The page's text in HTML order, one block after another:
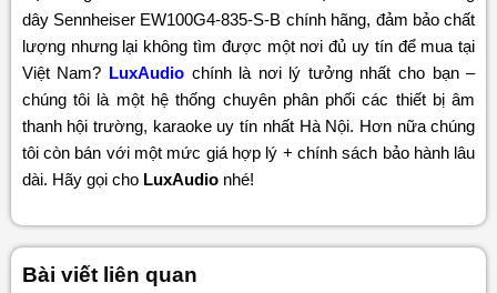
dây Sennheiser EW100G4-835-S-B chính hãng, đảm bảo chất
lượng nhưng lại không tìm được một nơi đủ uy tín để mua tại
Việt Nam? LuxAudiochính là nơi lý tưởng nhất cho bạn –
chúng tôi là một hệ thống chuyên phân phối các thiết bị âm
thanh hội trường, karaoke uy tín nhất Hà Nội. Hơn nữa chúng
tôi còn bán với một mức giá hợp lý + chính sách bảo hành lâu
dài. Hãy gọi cho LuxAudionhé!
Bài viết liên quan